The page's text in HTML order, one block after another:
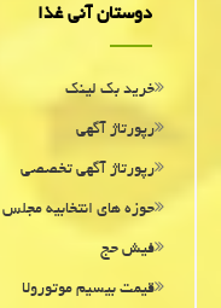
دوستان آنی غذا
خرید بک لینک
رپورتاژ آگهی
رپورتاژ آگهی تخصصی
حوزه های انتخابیه مجلس
فیش حج
قیمت بیسیم موتورولا